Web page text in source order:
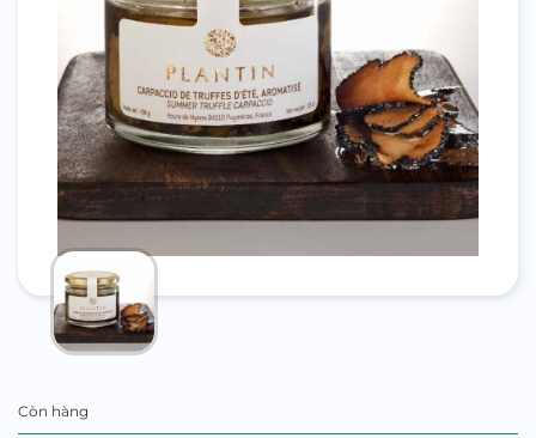
Còn hàng